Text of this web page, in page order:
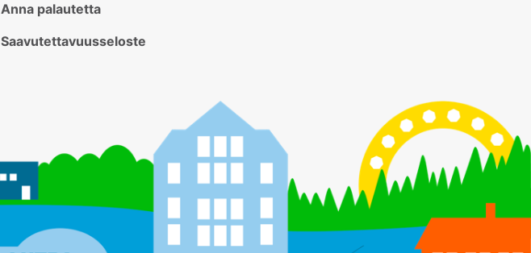
Anna palautetta
Saavutettavuusseloste